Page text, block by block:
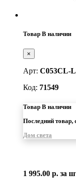
Товар В наличии
×
Арт: C053CL-
Код: 71549
Товар В наличии
Последний товар,
Дом света
1 995.00 р. за